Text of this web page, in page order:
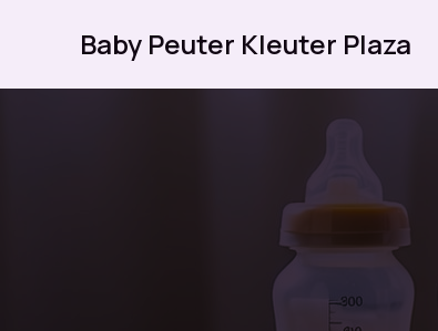
Baby Peuter Kleuter Plaza